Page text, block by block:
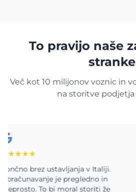
To pravijo naše
stranke
Več kot 10 milijonov voznic in
na storitve podjetja
brez ustavljanja v Italiji.
je pregledno in
To bi moral storiti že